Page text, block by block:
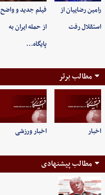
رامین رضاییان از
استقلال رفت
فیلم جدید و واضح
از حمله ایران به
پایگاه…
مطالب برتر
اخبار اخبار ورزشی
مطالب پیشنهادی